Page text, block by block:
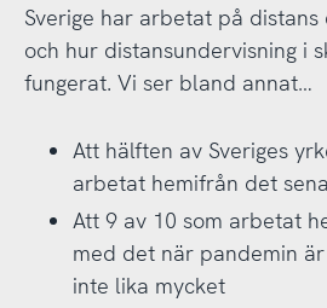
Sverige har arbetat på distans
och hur distansundervisning i
fungerat. Vi ser bland annat…
Att hälften av Sveriges
arbetat hemifrån det
Att 9 av 10 som arbetat
med det när pandemin
inte lika mycket